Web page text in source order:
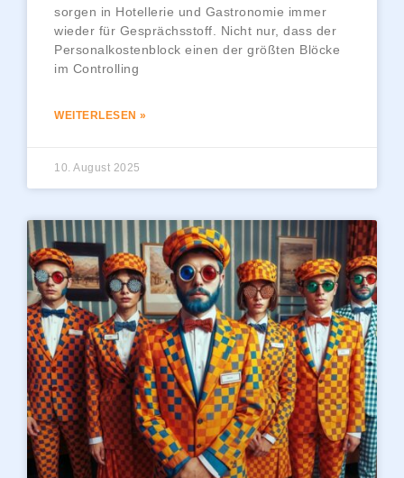
sorgen in Hotellerie und Gastronomie immer
wieder für Gesprächsstoff. Nicht nur, dass der
Personalkostenblock einen der größten Blöcke
im Controlling
WEITERLESEN »
10. August 2025